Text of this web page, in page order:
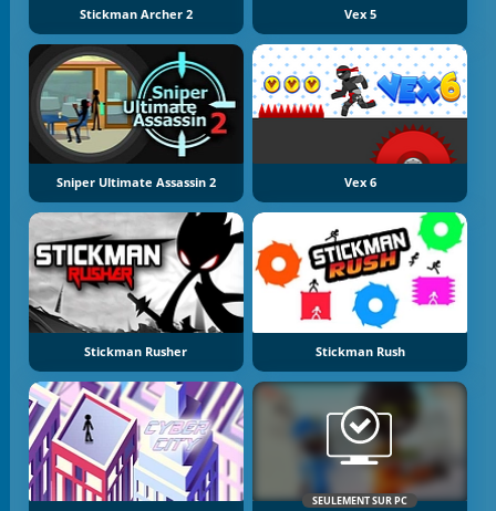
Stickman Archer 2 Vex 5
Sniper Ultimate Assassin 2 Vex 6
Stickman Rusher Stickman Rush
SEULEMENT SUR PC